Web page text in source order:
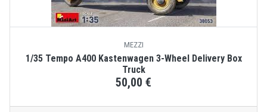
MEZZI
1/35 Tempo A400 Kastenwagen 3-Wheel Delivery Box
Truck
50,00 €